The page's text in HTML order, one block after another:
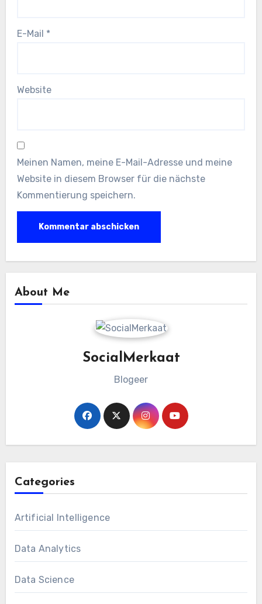
E-Mail *
Website
Meinen Namen, meine E-Mail-Adresse und meine
Website in diesem Browser für die nächste
Kommentierung speichern.
About Me
SocialMerkaat
Blogeer
Categories
Artificial Intelligence
Data Analytics
Data Science